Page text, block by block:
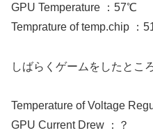
GPU Temperature ：57℃
Temprature of temp.chip ：
しばらくゲームをしたとこ
Temperature of Voltage
GPU Current Drew ：？